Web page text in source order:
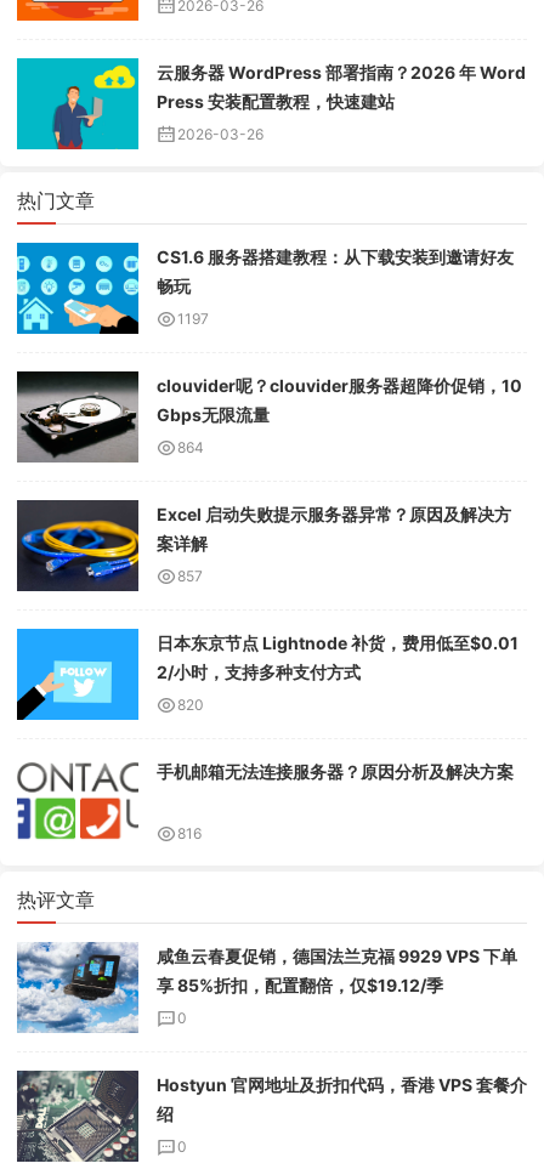
2026-03-26
云服务器 WordPress 部署指南？2026 年 Word
Press 安装配置教程，快速建站
2026-03-26
热门文章
CS1.6 服务器搭建教程：从下载安装到邀请好友
畅玩
1197
clouvider呢？clouvider服务器超降价促销，10
Gbps无限流量
864
Excel 启动失败提示服务器异常？原因及解决方
案详解
857
日本东京节点 Lightnode 补货，费用低至$0.01
2/小时，支持多种支付方式
820
手机邮箱无法连接服务器？原因分析及解决方案
816
热评文章
咸鱼云春夏促销，德国法兰克福 9929 VPS 下单
享 85%折扣，配置翻倍，仅$19.12/季
0
Hostyun 官网地址及折扣代码，香港 VPS 套餐介
绍
0